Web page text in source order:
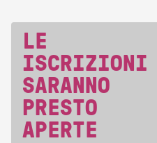
LE
ISCRIZIONI
SARANNO
PRESTO
APERTE